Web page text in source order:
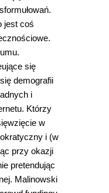
jest coś
się
demografii
i
Którzy
w
i (w
przy okazji
pretendując
Malinowski